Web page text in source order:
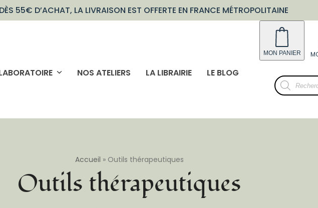
DÈS 55€ D’ACHAT, LA LIVRAISON EST OFFERTE EN FRANCE MÉTROPOLITAINE
NOS ATELIERS LA LIBRAIRIE LE BLOG
Recherche
de
produits
Outils thérapeutiques
Accueil » Outils thérapeutiques